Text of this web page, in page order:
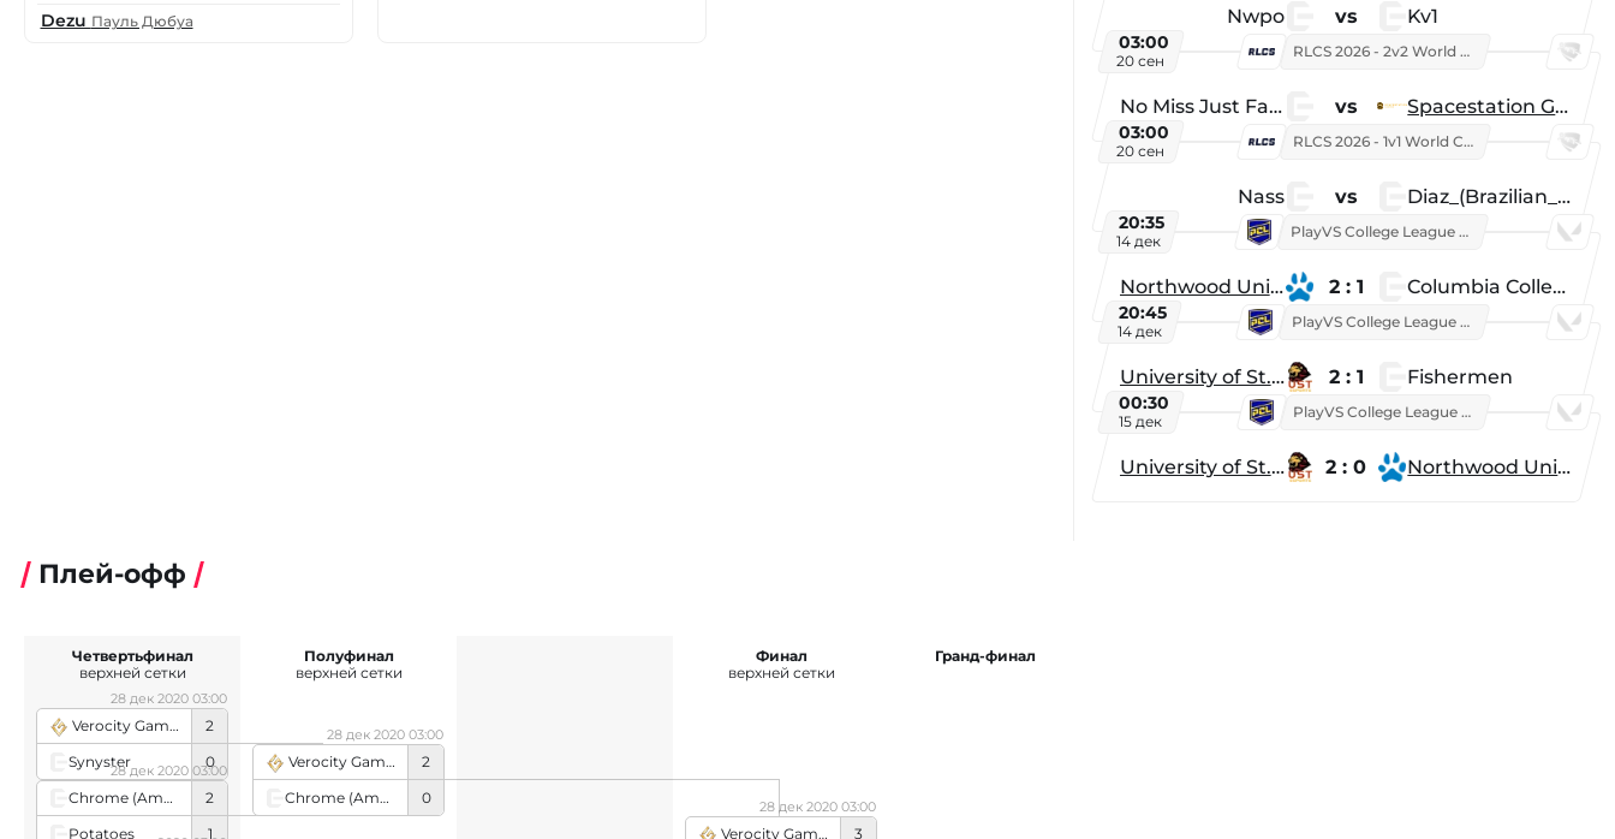
Dezu Пауль Дюбуа Nwpo vs Kv1
03:00
20 сен
RLCS 2026 - 2v2 World Championship
No Miss Just Fake vs Spacestation Gaming
03:00
20 сен
RLCS 2026 - 1v1 World Championship
Nass vs Diaz_(Brazilian_Player)
20:35
14 дек
PlayVS College League 2025: Fall
Northwood University 2 : 1 Columbia College
20:45
14 дек
PlayVS College League 2025: Fall
University of St. Thomas 2 : 1 Fishermen
00:30
15 дек
PlayVS College League 2025: Fall
University of St. Thomas 2 : 0 Northwood University
Плей-офф
Verocity Gaming
2
Synyster
0
28 дек 2020 03:00
Chrome (American Team)
2
Potatoes
1
28 дек 2020 03:00
Четвертьфинал
верхней сетки
Verocity Gaming
2
Chrome (American Team)
0
28 дек 2020 03:00
Полуфинал
верхней сетки
Verocity Gaming
3
28 дек 2020 03:00
Финал
верхней сетки
Гранд-финал